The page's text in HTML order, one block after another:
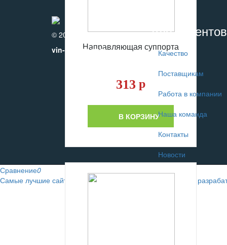
Направляющая суппорта
313 р
В КОРЗИНУ
© 2010-2017
vin-motors.com
Для клиентов
Качество
Поставщикам
Работа в компании
Наша команда
Контакты
Новости
Сравнение0
Самые лучшие сайты автомобильных интернет-магазинов